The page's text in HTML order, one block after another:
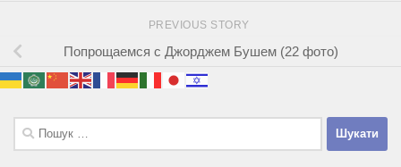
PREVIOUS STORY
Попрощаемся с Джорджем Бушем (22 фото)
Пошук: